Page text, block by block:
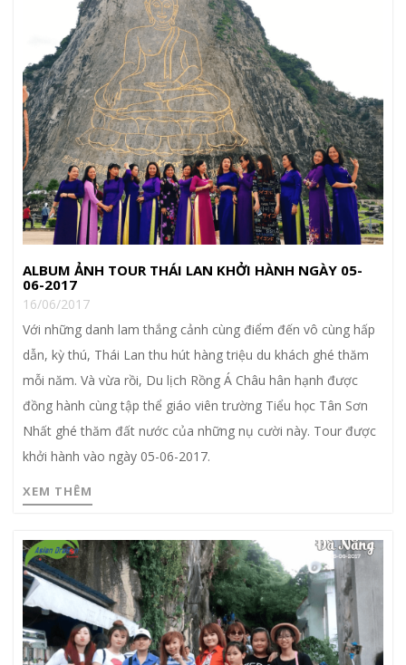
ALBUM ẢNH TOUR THÁI LAN KHỞI HÀNH NGÀY 05-
06-2017
16/06/2017
Với những danh lam thắng cảnh cùng điểm đến vô cùng hấp
dẫn, kỳ thú, Thái Lan thu hút hàng triệu du khách ghé thăm
mỗi năm. Và vừa rồi, Du lịch Rồng Á Châu hân hạnh được
đồng hành cùng tập thể giáo viên trường Tiểu học Tân Sơn
Nhất ghé thăm đất nước của những nụ cười này. Tour được
khởi hành vào ngày 05-06-2017.
XEM THÊM